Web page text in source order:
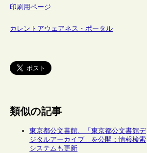
印刷用ページ
カレントアウェアネス・ポータル
類似の記事
東京都公文書館、「東京都公文書館デ
ジタルアーカイブ」を公開：情報検索
システムも更新